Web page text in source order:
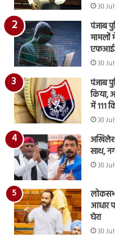
30
पंजाब
मामलों
30
पंजाब
किया,
में 111
30
साथ,
30
आधार
घेरा
30